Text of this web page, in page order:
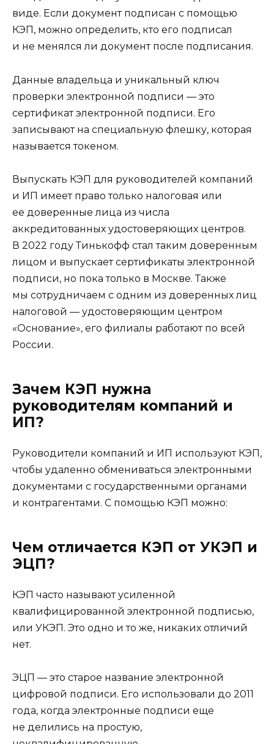
виде. Если документ подписан с помощью
КЭП, можно определить, кто его подписал
и не менялся ли документ после подписания.
Данные владельца и уникальный ключ
проверки электронной подписи — это
сертификат электронной подписи. Его
записывают на специальную флешку, которая
называется токеном.
Выпускать КЭП для руководителей компаний
и ИП имеет право только налоговая или
ее доверенные лица из числа
аккредитованных удостоверяющих центров.
В 2022 году Тинькофф стал таким доверенным
лицом и выпускает сертификаты электронной
подписи, но пока только в Москве. Также
мы сотрудничаем с одним из доверенных лиц
налоговой — удостоверяющим центром
«Основание», его филиалы работают по всей
России.
Зачем КЭП нужна
руководителям компаний и
ИП?
Руководители компаний и ИП используют КЭП,
чтобы удаленно обмениваться электронными
документами с государственными органами
и контрагентами. С помощью КЭП можно:
Чем отличается КЭП от УКЭП и
ЭЦП?
КЭП часто называют усиленной
квалифицированной электронной подписью,
или УКЭП. Это одно и то же, никаких отличий
нет.
ЭЦП — это старое название электронной
цифровой подписи. Его использовали до 2011
года, когда электронные подписи еще
не делились на простую,